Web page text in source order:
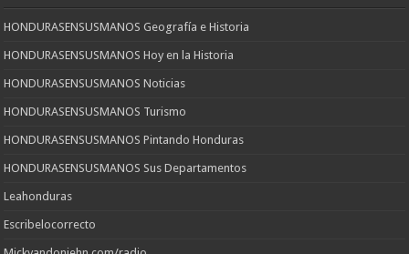
HONDURASENSUSMANOS Geografía e Historia
HONDURASENSUSMANOS Hoy en la Historia
HONDURASENSUSMANOS Noticias
HONDURASENSUSMANOS Turismo
HONDURASENSUSMANOS Pintando Honduras
HONDURASENSUSMANOS Sus Departamentos
Leahonduras
Escribelocorrecto